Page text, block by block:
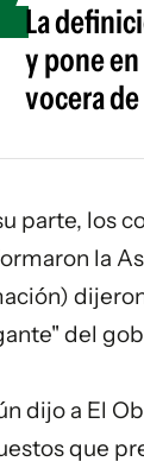
La
y pone
vocera
parte, los
la
del
dijo a El
que